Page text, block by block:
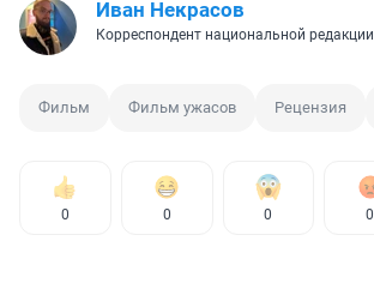
Иван Некрасов
Корреспондент национальной редакции
Фильм Фильм ужасов Рецензия
0 0 0 0